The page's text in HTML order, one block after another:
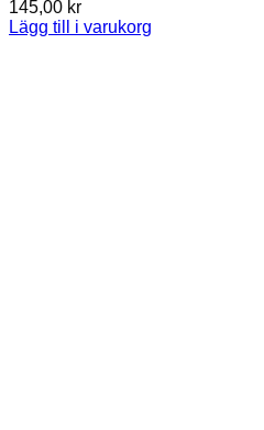
145,00 kr
Lägg till i varukorg